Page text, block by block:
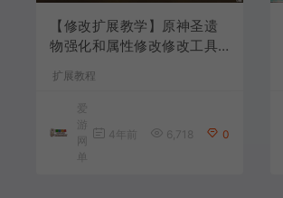
【修改扩展教学】原神圣遗
物强化和属性修改修改工具
扩展教程
爱
游
网
单
4年前 6,718 0